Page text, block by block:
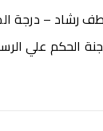
رشاد – درجة
الحكم علي